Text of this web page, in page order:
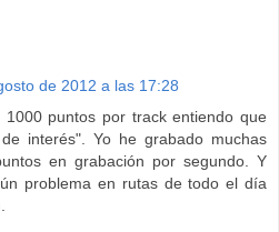
de 2012 a las 17:28
puntos por track entiendo que
interés". Yo he grabado muchas
en grabación por segundo. Y
problema en rutas de todo el día